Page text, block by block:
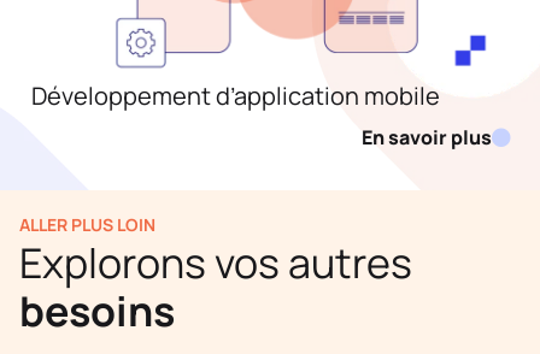
Développement d’application mobile
En savoir plus
ALLER PLUS LOIN
Explorons vos autres
besoins